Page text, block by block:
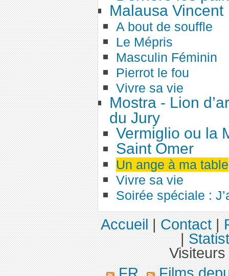
Malausa Vincent
A bout de souffle
Le Mépris
Masculin Féminin
Pierrot le fou
Vivre sa vie
Mostra - Lion
du Jury
Vermiglio ou la
Saint Omer
Un ange à ma table
Vivre sa vie
Soirée spéciale :
Accueil|Contact|
|